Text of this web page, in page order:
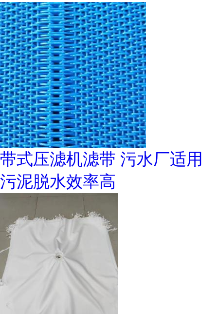
带式压滤机滤带 污水厂适用
污泥脱水效率高